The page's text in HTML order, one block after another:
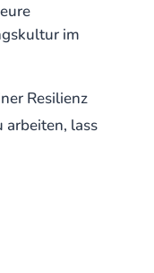
im
Resilienz
arbeiten, lass